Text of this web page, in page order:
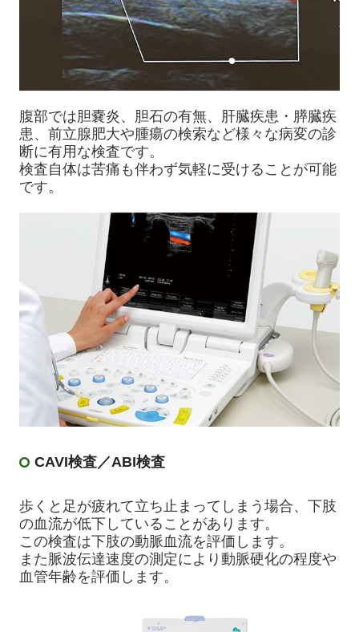
腹部では胆嚢炎、胆石の有無、肝臓疾患・膵臓疾
患、前立腺肥大や腫瘍の検索など様々な病変の診
断に有用な検査です。
検査自体は苦痛も伴わず気軽に受けることが可能
です。
CAVI検査／ABI検査
歩くと足が疲れて立ち止まってしまう場合、下肢
の血流が低下していることがあります。
この検査は下肢の動脈血流を評価します。
また脈波伝達速度の測定により動脈硬化の程度や
血管年齢を評価します。